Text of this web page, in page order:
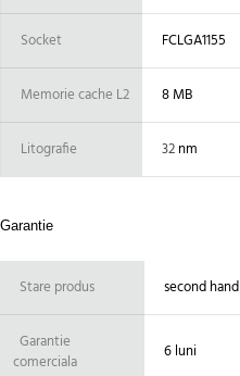
Socket FCLGA1155
Memorie cache L2 8 MB
Litografie 32nm
Garantie
Stare produs second hand
Garantie
comerciala
6 luni